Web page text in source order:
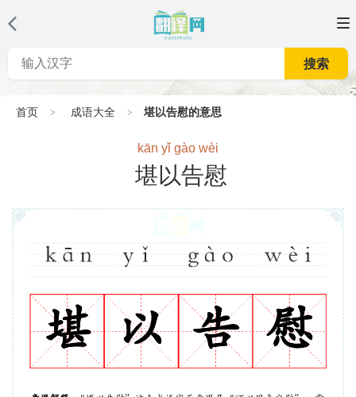
搜索
首页 成语大全 堪以告慰的意思
kān yǐ gào wèi
堪以告慰